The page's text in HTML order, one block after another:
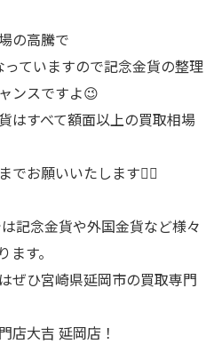
の高騰で
ていますので記念金貨の整理
ンスですよ😉
はすべて額面以上の買取相場
でお願いいたします🙇‍♂️
記念金貨や外国金貨など様々
す。
ぜひ宮崎県延岡市の買取専門
店大吉 延岡店！